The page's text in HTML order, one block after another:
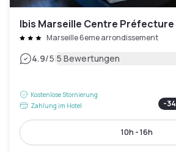
Ibis Marseille Centre Préfecture
Marseille 6eme arrondissement
4.9/5|5 Bewertungen
Kostenlose Stornierung
Zahlung im Hotel
-34
10h - 16h